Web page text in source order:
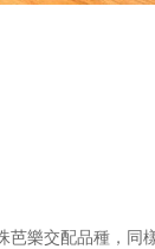
樂交配品種，同